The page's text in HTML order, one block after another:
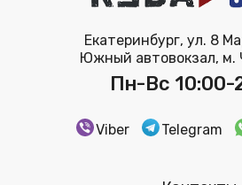
Екатеринбург, ул. 8
Южный автовокзал, м.
Пн-Вс 10:00-
Viber Telegram